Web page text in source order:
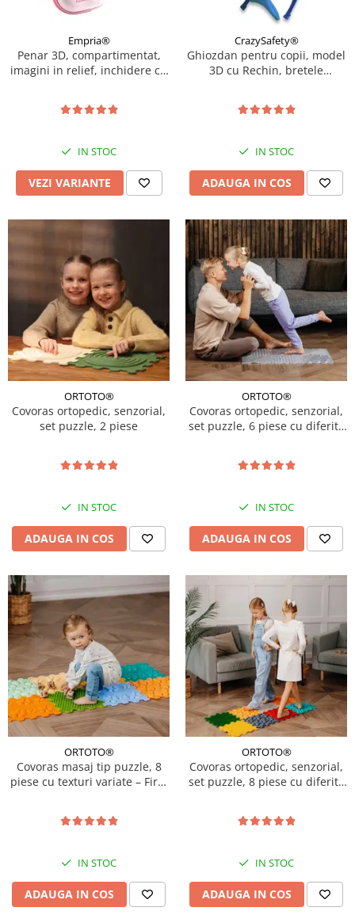
Empria®
Penar 3D, compartimentat,
imagini in relief, inchidere cu
modele
IN STOC
VEZI VARIANTE
CrazySafety®
Ghiozdan pentru copii, model
3D cu Rechin, bretele
IN STOC
ADAUGA IN COS
ORTOTO®
Covoras ortopedic, senzorial,
set puzzle, 2 piese
IN STOC
ADAUGA IN COS
ORTOTO®
Covoras ortopedic, senzorial,
set puzzle, 6 piese cu diferite
IN STOC
ADAUGA IN COS
ORTOTO®
Covoras masaj tip puzzle, 8
piese cu texturi variate – First
IN STOC
ADAUGA IN COS
ORTOTO®
Covoras ortopedic, senzorial,
set puzzle, 8 piese cu diferite
IN STOC
ADAUGA IN COS